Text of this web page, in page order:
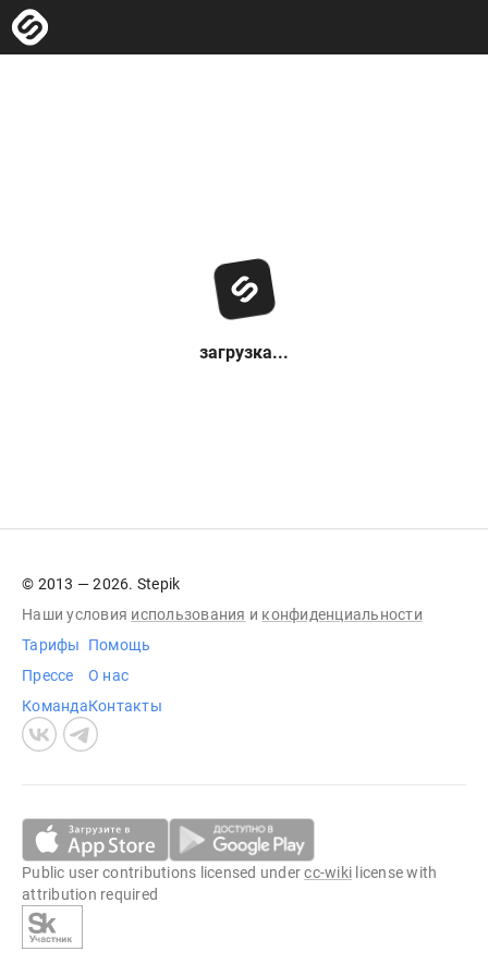
загрузка...
© 2013 — 2026. Stepik
Наши условия использования и конфиденциальности
Тарифы
Прессе
Команда
Помощь
О нас
Контакты
Public user contributions licensed undercc-wiki license with
attribution required